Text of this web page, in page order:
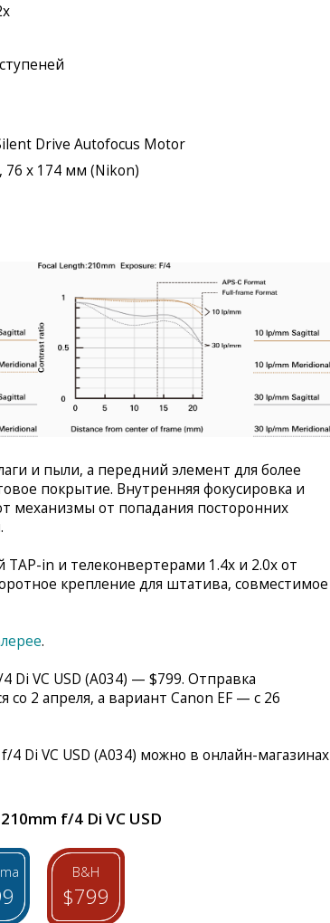
Drive Autofocus Motor
76 x 174 мм (Nikon)
и пыли, а передний элемент для более
покрытие. Внутренняя фокусировка и
от попадания посторонних
in и телеконвертерами 1.4x и 2.0x от
крепление для штатива, совместимое
.
Di VC USD (A034) — $799. Отправка
со 2 апреля, а вариант Canon EF — с 26
Di VC USD (A034) можно в онлайн-магазинах
f/4 Di VC USD
B&H
$799